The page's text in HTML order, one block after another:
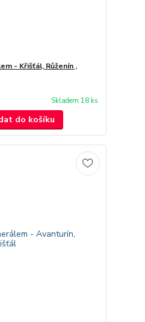
- Křišťál, Růženín ,
Skladem 18 ks
do košíku